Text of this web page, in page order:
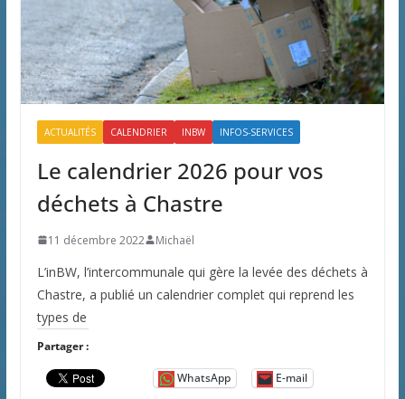
ACTUALITÉS CALENDRIER INBW INFOS-SERVICES
Le calendrier 2026 pour vos
déchets à Chastre
11 décembre 2022 Michaël
L’inBW, l’intercommunale qui gère la levée des déchets à
Chastre, a publié un calendrier complet qui reprend les
types de
Partager :
WhatsApp E-mail